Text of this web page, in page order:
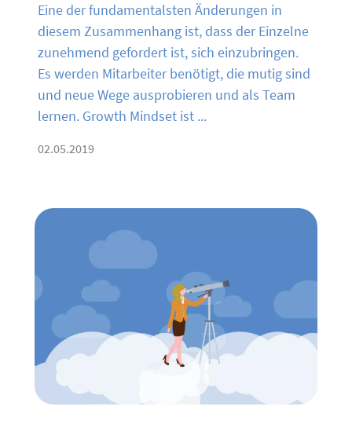
Eine der fundamentalsten Änderungen in
diesem Zusammenhang ist, dass der Einzelne
zunehmend gefordert ist, sich einzubringen.
Es werden Mitarbeiter benötigt, die mutig sind
und neue Wege ausprobieren und als Team
lernen. Growth Mindset ist ...
02.05.2019